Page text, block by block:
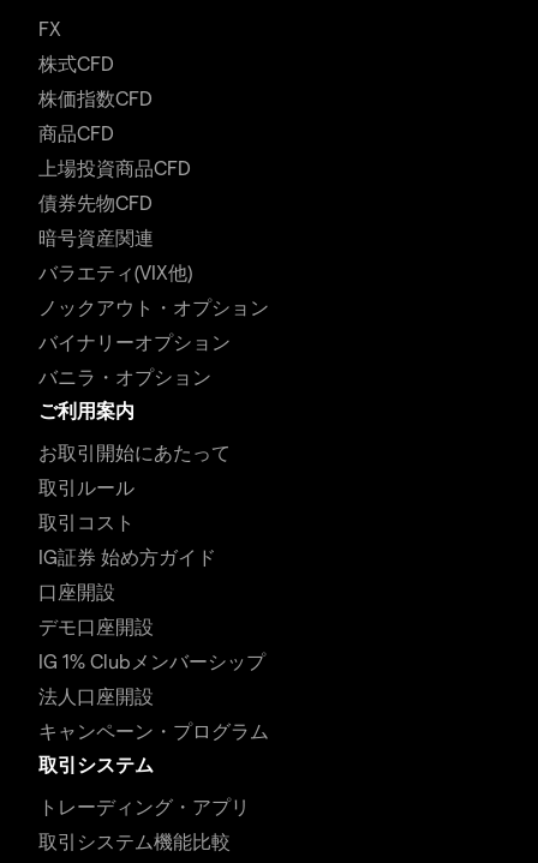
FX
株式CFD
株価指数CFD
商品CFD
上場投資商品CFD
債券先物CFD
暗号資産関連
バラエティ(VIX他)
ノックアウト・オプション
バイナリーオプション
バニラ・オプション
ご利用案内
お取引開始にあたって
取引ルール
取引コスト
IG証券 始め方ガイド
口座開設
デモ口座開設
IG 1% Clubメンバーシップ
法人口座開設
キャンペーン・プログラム
取引システム
トレーディング・アプリ
取引システム機能比較